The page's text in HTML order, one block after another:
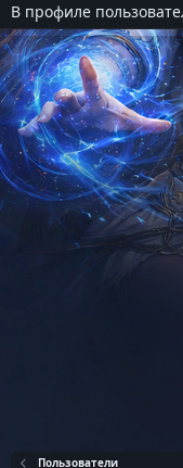
В профиле
Пользователи